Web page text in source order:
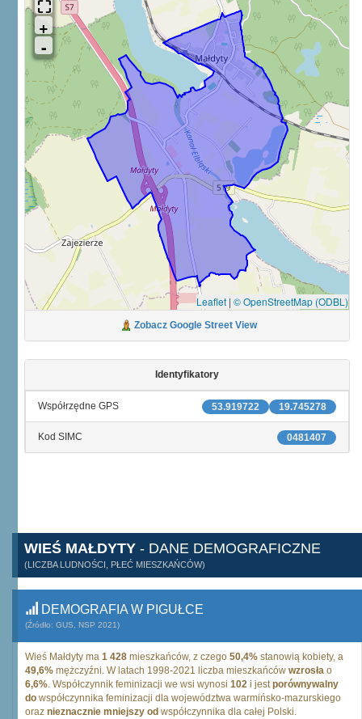
Leaflet | © OpenStreetMap (ODBL)
Zobacz Google Street View
Identyfikatory
19.745278
53.919722
Współrzędne GPS
0481407
Kod SIMC
WIEŚ MAŁDYTY - DANE DEMOGRAFICZNE
(LICZBA LUDNOŚCI, PŁEĆ MIESZKAŃCÓW)
DEMOGRAFIA W PIGUŁCE
(Źródło: GUS, NSP 2021)
Wieś Małdyty ma 1 428 mieszkańców, z czego 50,4% stanowią kobiety, a
49,6% mężczyźni. W latach 1998-2021 liczba mieszkańców wzrosła o
6,6%. Współczynnik feminizacji we wsi wynosi 102 i jestporównywalny
do współczynnika feminizacji dla województwa warmińsko-mazurskiego
oraz nieznacznie mniejszy od współczynnika dla całej Polski.